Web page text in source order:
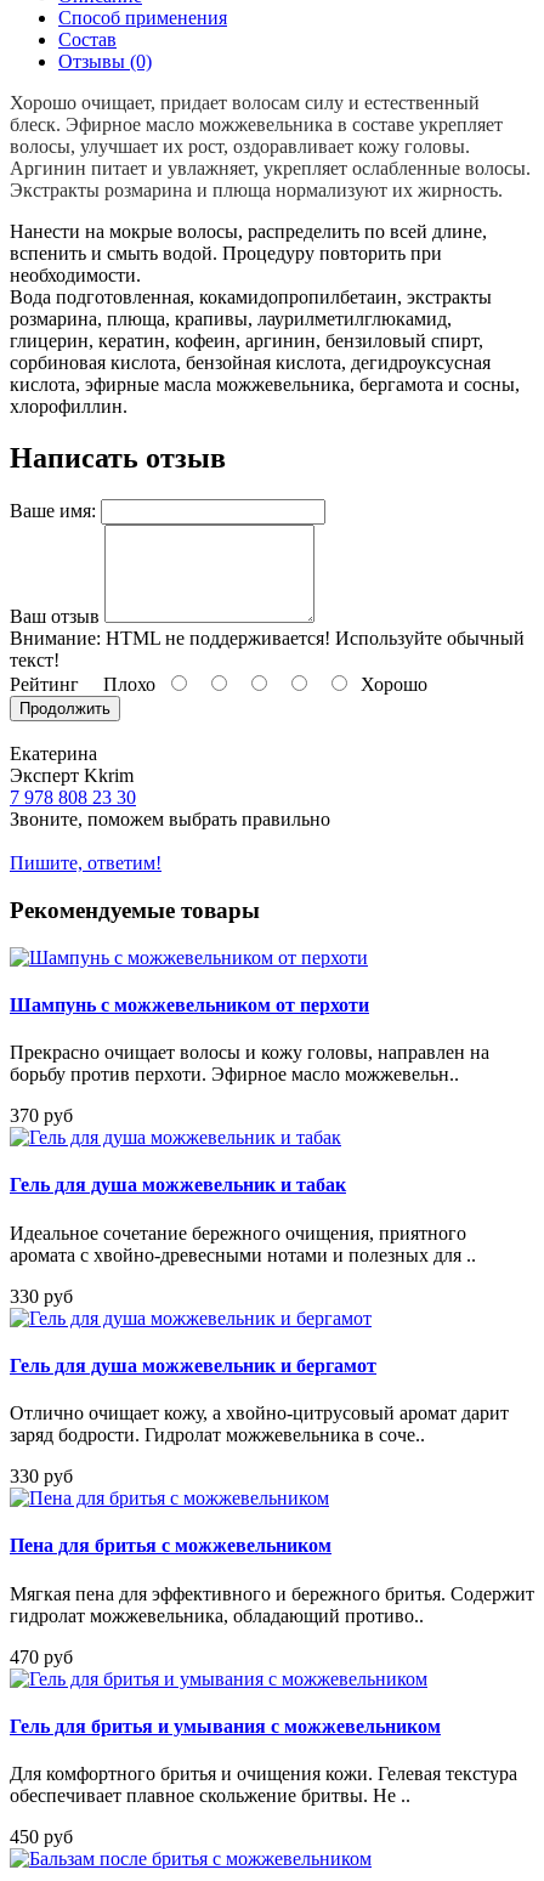
Способ применения
Состав
Отзывы (0)
Хорошо очищает, придает волосам силу и естественный
блеск. Эфирное масло можжевельника в составе укрепляет
волосы, улучшает их рост, оздоравливает кожу головы.
Аргинин питает и увлажняет, укрепляет ослабленные волосы.
Экстракты розмарина и плюща нормализуют их жирность.
Нанести на мокрые волосы, распределить по всей длине,
вспенить и смыть водой. Процедуру повторить при
необходимости.
Вода подготовленная, кокамидопропилбетаин, экстракты
розмарина, плюща, крапивы, лаурилметилглюкамид,
глицерин, кератин, кофеин, аргинин, бензиловый спирт,
сорбиновая кислота, бензойная кислота, дегидроуксусная
кислота, эфирные масла можжевельника, бергамота и сосны,
хлорофиллин.
Написать отзыв
Ваше имя:
Ваш отзыв
Внимание: HTML не поддерживается! Используйте обычный
текст!
Рейтинг Плохо Хорошо
Продолжить
Екатерина
Эксперт Kkrim
7 978 808 23 30
Звоните, поможем выбрать правильно
Пишите, ответим!
Рекомендуемые товары
Шампунь с можжевельником от перхоти
Прекрасно очищает волосы и кожу головы, направлен на
борьбу против перхоти. Эфирное масло можжевельн..
370 руб
Гель для душа можжевельник и табак
Идеальное сочетание бережного очищения, приятного
аромата с хвойно-древесными нотами и полезных для ..
330 руб
Гель для душа можжевельник и бергамот
Отлично очищает кожу, а хвойно-цитрусовый аромат дарит
заряд бодрости. Гидролат можжевельника в соче..
330 руб
Пена для бритья с можжевельником
Мягкая пена для эффективного и бережного бритья. Содержит
гидролат можжевельника, обладающий противо..
470 руб
Гель для бритья и умывания с можжевельником
Для комфортного бритья и очищения кожи. Гелевая текстура
обеспечивает плавное скольжение бритвы. Не ..
450 руб